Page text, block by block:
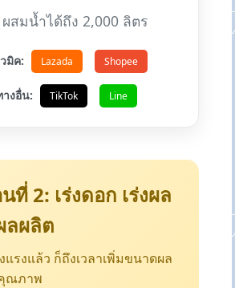
ผสมน้ำได้ถึง 2,000 ลิตร
มิค: Lazada Shopee
างอื่น: TikTok Line
ที่ 2: เร่งดอก เร่งผล
ลผลิต
รงแล้ว ก็ถึงเวลาเพิ่มขนาดผล
ณภาพ